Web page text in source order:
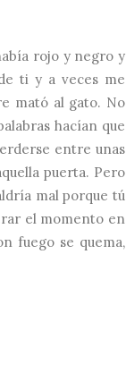
rojo y negro y
ti y a veces me
mató al gato. No
hacían que
entre unas
puerta. Pero
mal porque tú
el momento en
fuego se quema,